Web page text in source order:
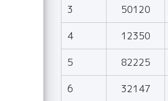
3 50120
4 12350
5 82225
6 32147